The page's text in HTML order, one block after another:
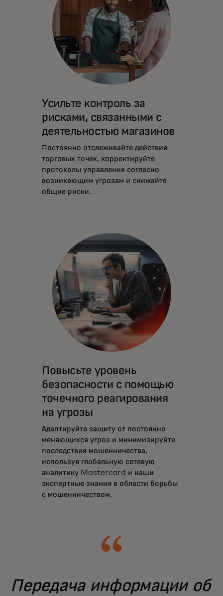
Усильте контроль за
рисками, связанными с
деятельностью магазинов
Постоянно отслеживайте действия
торговых точек, корректируйте
протоколы управления согласно
возникающим угрозам и снижайте
общие риски.
Повысьте уровень
безопасности с помощью
точечного реагирования
на угрозы
Адаптируйте защиту от постоянно
меняющихся угроз и минимизируйте
последствия мошенничества,
используя глобальную сетевую
аналитику Mastercard и наши
экспертные знания в области борьбы
с мошенничеством.
Передача информации об